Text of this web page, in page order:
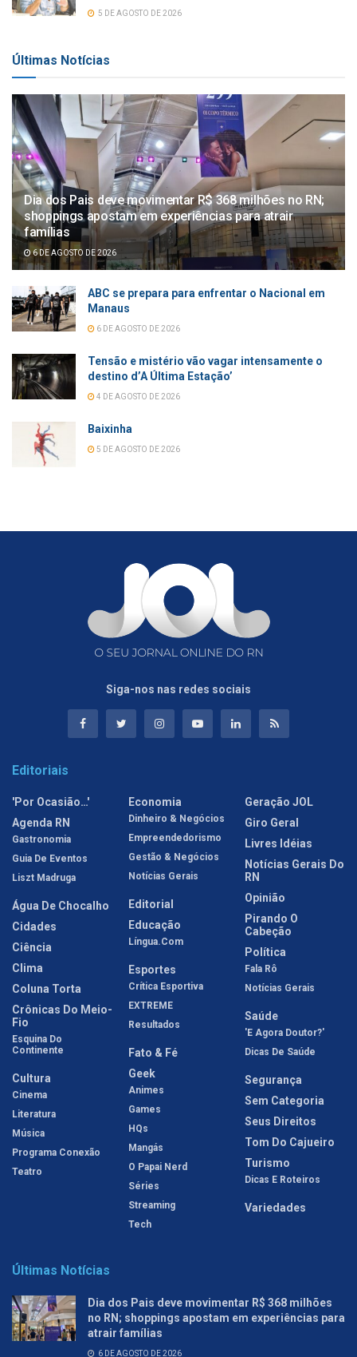
5 DE AGOSTO DE 2026
Últimas Notícias
Dia dos Pais deve movimentar R$ 368 milhões no RN;
shoppings apostam em experiências para atrair
famílias
6 DE AGOSTO DE 2026
ABC se prepara para enfrentar o Nacional em
Manaus
6 DE AGOSTO DE 2026
Tensão e mistério vão vagar intensamente o
destino d’A Última Estação’
4 DE AGOSTO DE 2026
Baixinha
5 DE AGOSTO DE 2026
Siga-nos nas redes sociais
Editoriais
'Por Ocasião…'
Agenda RN
Gastronomia
Guia De Eventos
Liszt Madruga
Água De Chocalho
Cidades
Ciência
Clima
Coluna Torta
Crônicas Do Meio-
Fio
Esquina Do
Continente
Cultura
Cinema
Literatura
Música
Programa Conexão
Teatro
Economia
Dinheiro & Negócios
Empreendedorismo
Gestão & Negócios
Notícias Gerais
Editorial
Educação
Língua.com
Esportes
Crítica Esportiva
EXTREME
Resultados
Fato & Fé
Geek
Animes
Games
HQs
Mangás
O Papai Nerd
Séries
Streaming
Tech
Geração JOL
Giro Geral
Livres Idéias
Notícias Gerais Do
RN
Opinião
Pirando O
Cabeção
Política
Fala Rô
Notícias Gerais
Saúde
'E Agora Doutor?'
Dicas De Saúde
Segurança
Sem Categoria
Seus Direitos
Tom Do Cajueiro
Turismo
Dicas E Roteiros
Variedades
Últimas Notícias
Dia dos Pais deve movimentar R$ 368 milhões
no RN; shoppings apostam em experiências para
atrair famílias
6 DE AGOSTO DE 2026